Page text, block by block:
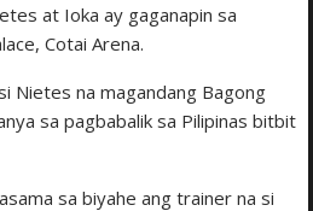
at Ioka ay gaganapin sa
Cotai Arena.
Nietes na magandang Bagong
sa pagbabalik sa Pilipinas bitbit
sa biyahe ang trainer na si